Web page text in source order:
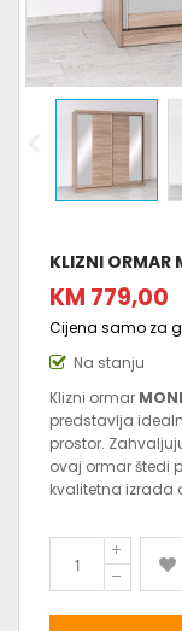
KLIZNI ORMAR
KM 779,00
Cijena samo za
Na stanju
Klizni ormar
predstavlja
prostor.
ovaj ormar štedi
kvalitetna izrada